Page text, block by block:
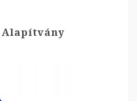
Alapítvány